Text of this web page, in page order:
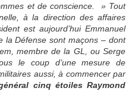
et de conscience. » Tout
à la direction des affaires
est aujourd’hui Emmanuel
la Défense sont maçons – dont
membre de la GL, ou Serge
le coup d’une mesure de
aussi, à commencer par
cinq étoiles Raymond